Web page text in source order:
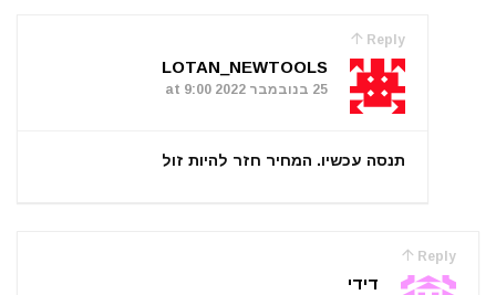
Reply
LOTAN_NEWTOOLS
25 בנובמבר 2022 at 9:00
תנסה עכשיו. המחיר חזר להיות זול
Reply
דידי